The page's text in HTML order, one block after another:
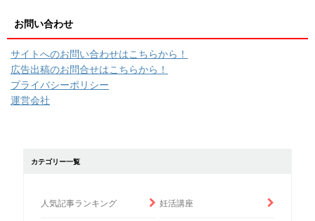
お問い合わせ
サイトへのお問い合わせはこちらから！
広告出稿のお問合せはこちらから！
プライバシーポリシー
運営会社
カテゴリー一覧
人気記事ランキング 妊活講座